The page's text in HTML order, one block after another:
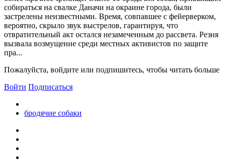
собираться на свалке Даначи на окраине города, были
застрелены неизвестными. Время, совпавшее с фейерверком,
вероятно, скрыло звук выстрелов, гарантируя, что
отвратительный акт остался незамеченным до рассвета. Резня
вызвала возмущение среди местных активистов по защите
пра...
Пожалуйста, войдите или подпишитесь, чтобы читать больше
Войти Подписаться
бродячие собаки